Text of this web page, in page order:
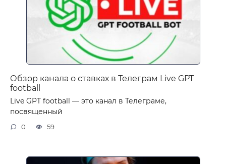
Обзор канала о ставках в Телеграм Live GPT
football
Live GPT football — это канал в Телеграме,
посвященный
0 59